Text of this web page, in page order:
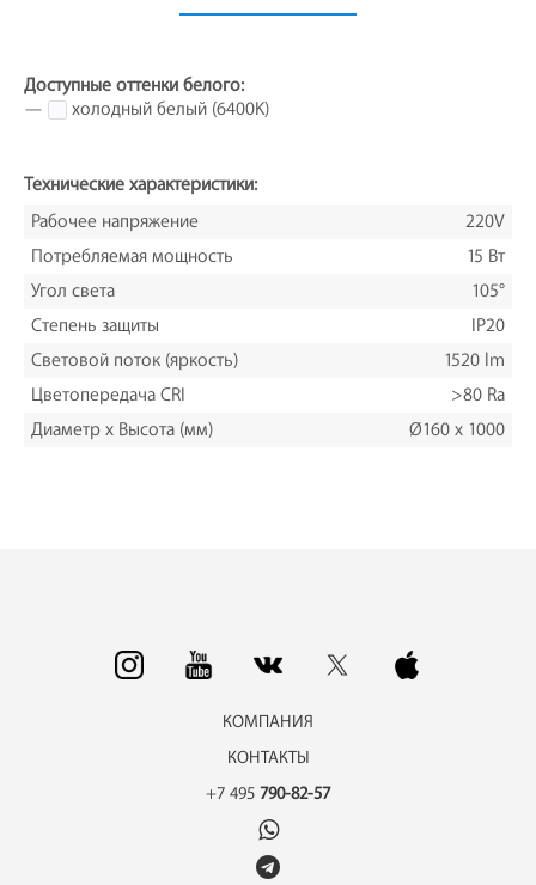
Доступные оттенки белого:
—
холодный белый (6400K)
Технические характеристики:
Рабочее напряжение
220V
Потребляемая мощность
15 Вт
Угол света
105°
Степень защиты
IP20
Световой поток (яркость)
1520 lm
Цветопередача CRI
>80 Ra
Диаметр х Высота (мм)
Ø160 х 1000
КОМПАНИЯ
КОНТАКТЫ
+7 495 790-82-57